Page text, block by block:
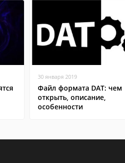
30 января 2019
Файл формата DAT: чем
открыть, описание,
особенности